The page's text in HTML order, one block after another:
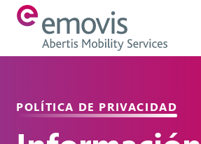
POLÍTICA DE PRIVACIDAD